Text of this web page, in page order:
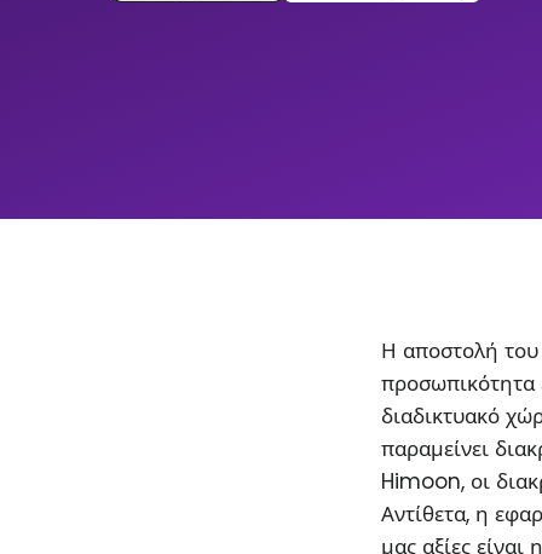
Η αποστολή του
προσωπικότητα
διαδικτυακό
παραμείνει
Himoon, οι
Αντίθετα, η
μας αξίες